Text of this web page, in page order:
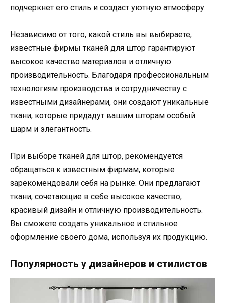
подчеркнет его стиль и создаст уютную атмосферу.
Независимо от того, какой стиль вы выбираете,
известные фирмы тканей для штор гарантируют
высокое качество материалов и отличную
производительность. Благодаря профессиональным
технологиям производства и сотрудничеству с
известными дизайнерами, они создают уникальные
ткани, которые придадут вашим шторам особый
шарм и элегантность.
При выборе тканей для штор, рекомендуется
обращаться к известным фирмам, которые
зарекомендовали себя на рынке. Они предлагают
ткани, сочетающие в себе высокое качество,
красивый дизайн и отличную производительность.
Вы сможете создать уникальное и стильное
оформление своего дома, используя их продукцию.
Популярность у дизайнеров и стилистов